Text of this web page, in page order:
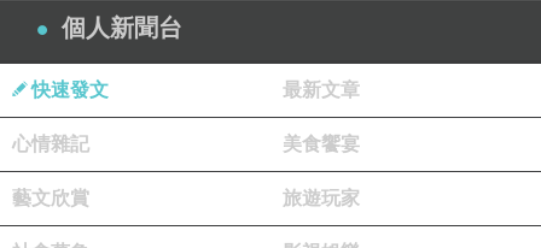
個人新聞台
快速發文 最新文章
心情雜記 美食饗宴
藝文欣賞 旅遊玩家